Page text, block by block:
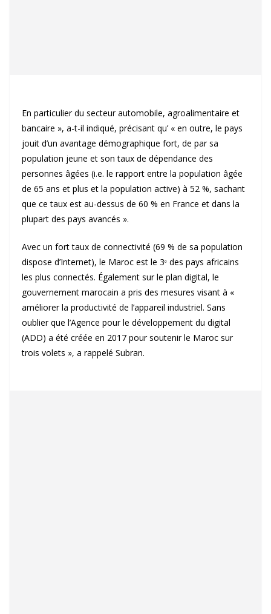
En particulier du secteur automobile, agroalimentaire et
bancaire », a-t-il indiqué, précisant qu’ « en outre, le pays
jouit d’un avantage démographique fort, de par sa
population jeune et son taux de dépendance des
personnes âgées (i.e. le rapport entre la population âgée
de 65 ans et plus et la population active) à 52 %, sachant
que ce taux est au-dessus de 60 % en France et dans la
plupart des pays avancés ».
Avec un fort taux de connectivité (69 % de sa population
dispose d’Internet), le Maroc est le 3ᵉ des pays africains
les plus connectés. Également sur le plan digital, le
gouvernement marocain a pris des mesures visant à «
améliorer la productivité de l’appareil industriel. Sans
oublier que l’Agence pour le développement du digital
(ADD) a été créée en 2017 pour soutenir le Maroc sur
trois volets », a rappelé Subran.